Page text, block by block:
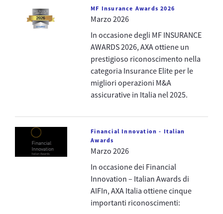
MF Insurance Awards 2026
Marzo 2026
In occasione degli MF INSURANCE
AWARDS 2026, AXA ottiene un
prestigioso riconoscimento nella
categoria Insurance Elite per le
migliori operazioni M&A
assicurative in Italia nel 2025.
Financial Innovation - Italian
Awards
Marzo 2026
In occasione dei Financial
Innovation – Italian Awards di
AIFIn, AXA Italia ottiene cinque
importanti riconoscimenti: